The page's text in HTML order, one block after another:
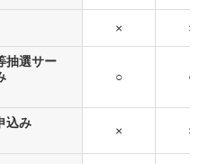
× ×
抽選サー
○ ○
込み
× ×